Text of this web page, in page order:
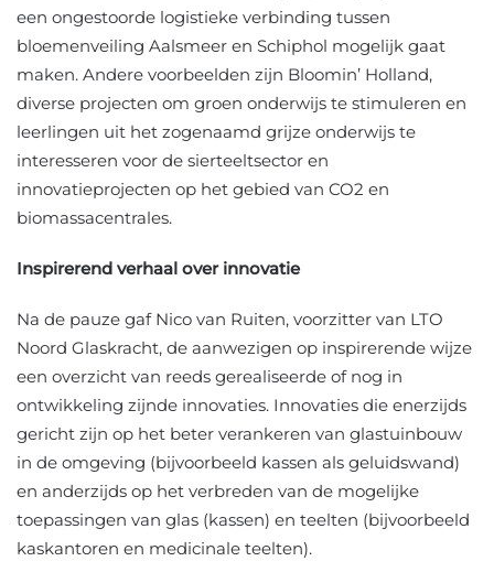
een ongestoorde logistieke verbinding tussen
bloemenveiling Aalsmeer en Schiphol mogelijk gaat
maken. Andere voorbeelden zijn Bloomin’ Holland,
diverse projecten om groen onderwijs te stimuleren en
leerlingen uit het zogenaamd grijze onderwijs te
interesseren voor de sierteeltsector en
innovatieprojecten op het gebied van CO2 en
biomassacentrales.
Inspirerend verhaal over innovatie
Na de pauze gaf Nico van Ruiten, voorzitter van LTO
Noord Glaskracht, de aanwezigen op inspirerende wijze
een overzicht van reeds gerealiseerde of nog in
ontwikkeling zijnde innovaties. Innovaties die enerzijds
gericht zijn op het beter verankeren van glastuinbouw
in de omgeving (bijvoorbeeld kassen als geluidswand)
en anderzijds op het verbreden van de mogelijke
toepassingen van glas (kassen) en teelten (bijvoorbeeld
kaskantoren en medicinale teelten).